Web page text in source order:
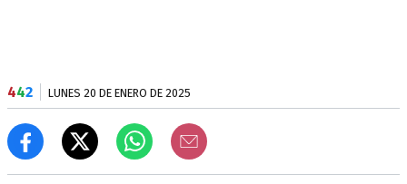
442 LUNES 20 DE ENERO DE 2025